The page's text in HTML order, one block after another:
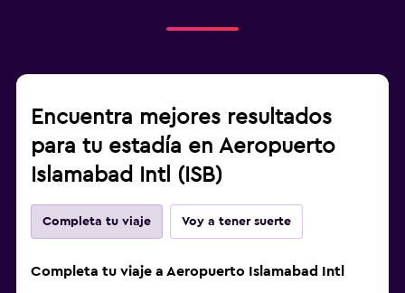
Encuentra mejores resultados
para tu estadía en Aeropuerto
Islamabad Intl (ISB)
Completa tu viaje Voy a tener suerte
Completa tu viaje a Aeropuerto Islamabad Intl